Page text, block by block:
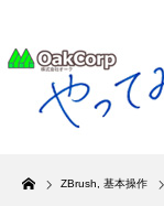
Home
ZBrush 基本操作